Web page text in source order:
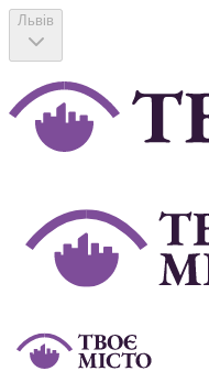
Львів